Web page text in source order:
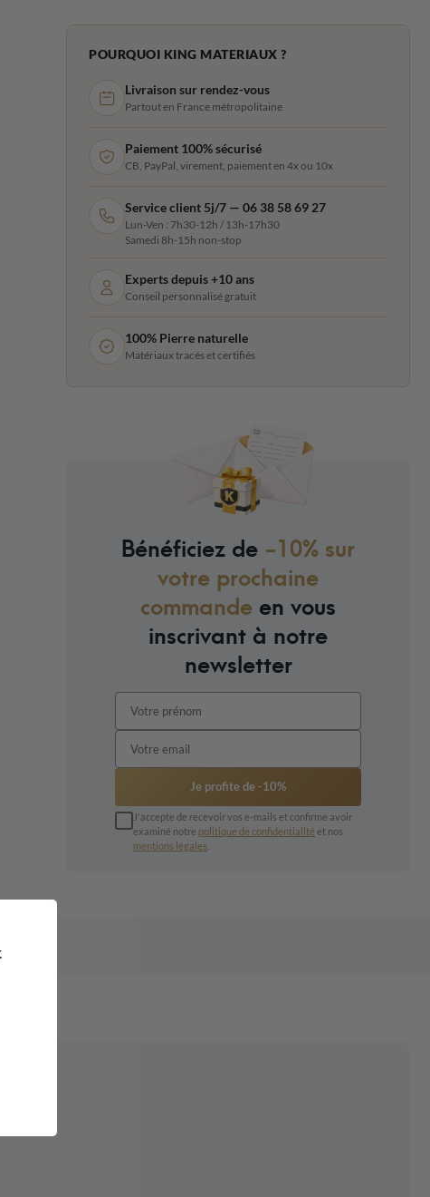
POURQUOI KING MATERIAUX ?
Livraison sur rendez-vous
Partout en France métropolitaine
Paiement 100% sécurisé
CB, PayPal, virement, paiement en 4x ou 10x
Service client 5j/7 — 06 38 58 69 27
Lun-Ven : 7h30-12h / 13h-17h30
Samedi 8h-15h non-stop
Experts depuis +10 ans
Conseil personnalisé gratuit
100% Pierre naturelle
Matériaux tracés et certifiés
Bénéficiez de -10% sur
votre prochaine
commande en vous
inscrivant à notre
newsletter
Je profite de -10%
J'accepte de recevoir vos e-mails et confirme avoir
examiné notre politique de confidentialité et nos
mentions légales